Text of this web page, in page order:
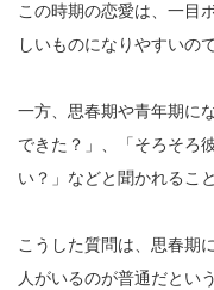
この時期の恋愛は、一目
しいものになりやすいので
一方、思春期や青年期に
できた？」、「そろそろ
い？」などと聞かれるこ
こうした質問は、思春期
人がいるのが普通だとい